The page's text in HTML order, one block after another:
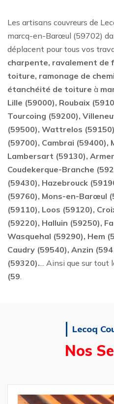
Les artisans couvreurs de
marcq-en-Barœul (59702)
déplacent pour tous vos
charpente, ravalement de
toiture, ramonage de
étanchéité de toiture à
Lille (59000), Roubaix
Tourcoing (59200),
(59500), Wattrelos
(59700), Cambrai (59400),
Lambersart (59130),
Coudekerque-Branche
(59430), Hazebrouck
(59760), Mons-en-Barœul
(59110), Loos (59120),
(59220), Halluin (59250),
Wasquehal (59290), Hem
Caudry (59540), Anzin
(59320).... Ainsi que sur tout
(59.
Lecoq
Nos